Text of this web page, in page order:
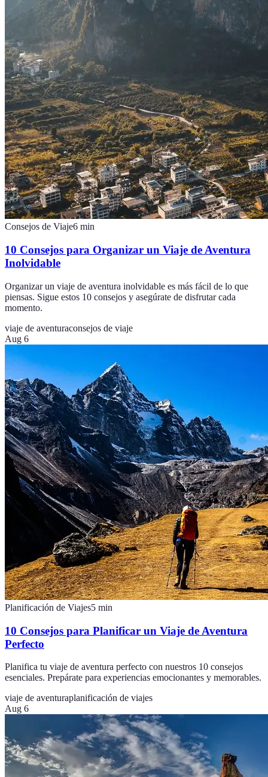
Consejos de Viaje6 min
10 Consejos para Organizar un Viaje de Aventura
Inolvidable
Organizar un viaje de aventura inolvidable es más fácil de lo que
piensas. Sigue estos 10 consejos y asegúrate de disfrutar cada
momento.
viaje de aventuraconsejos de viaje
Aug 6
Planificación de Viajes5 min
10 Consejos para Planificar un Viaje de Aventura
Perfecto
Planifica tu viaje de aventura perfecto con nuestros 10 consejos
esenciales. Prepárate para experiencias emocionantes y memorables.
viaje de aventuraplanificación de viajes
Aug 6